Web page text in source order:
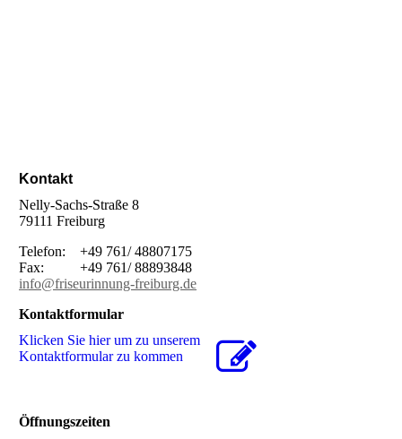
Kontakt
Nelly-Sachs-Straße 8
79111 Freiburg
Telefon: +49 761/ 48807175
Fax: +49 761/ 88893848
info@friseurinnung-freiburg.de
Kontaktformular
Klicken Sie hier um zu unserem
Kon­takt­for­mu­lar zu kommen
Öffnungszeiten